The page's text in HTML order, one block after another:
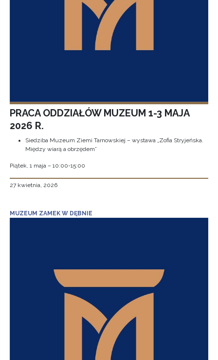
PRACA ODDZIAŁÓW MUZEUM 1-3 MAJA
2026 R.
Siedziba Muzeum Ziemi Tarnowskiej – wystawa „Zofia Stryjeńska.
Między wiarą a obrzędem”
Piątek, 1 maja – 10:00-15:00
27 kwietnia, 2026
MUZEUM ZAMEK W DĘBNIE